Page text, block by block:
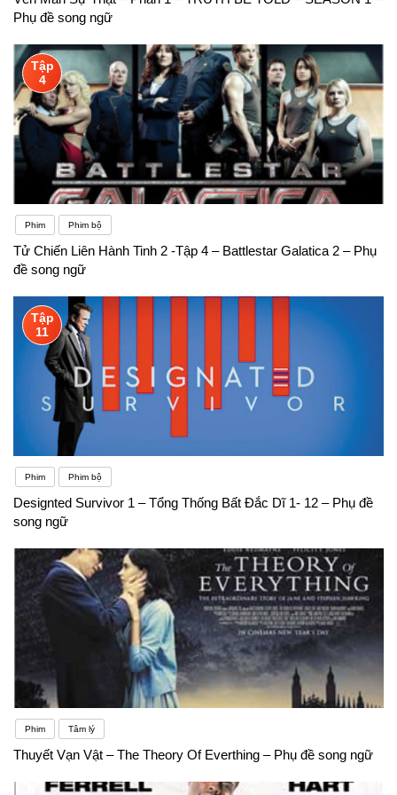
mới. Nếu trường học và gia đình bạn không có
nhiều người nói tiếng Anh thì bạn có thể lập một
nhóm học tập. Điều này sẽ giúp ích rất nhiều cho
việc học ngoại ngữ của bạn đó.
Phụ đề song ngữ
Tập
4
Phim Phim bộ
Tử Chiến Liên Hành Tinh 2 -Tập 4 – Battlestar Galatica 2 – Phụ
đề song ngữ
Tập
11
Phim Phim bộ
Designted Survivor 1 – Tổng Thống Bất Đắc Dĩ 1- 12 – Phụ đề
song ngữ
Phim Tâm lý
Thuyết Vạn Vật – The Theory Of Everthing – Phụ đề song ngữ